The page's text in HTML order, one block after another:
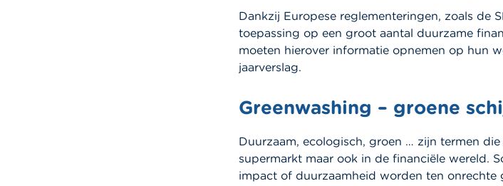
Dankzij Europese reglementeringen, zoals de
toepassing op een groot aantal duurzame
moeten hierover informatie opnemen op hun
jaarverslag.
Greenwashing – groene
Duurzaam, ecologisch, groen … zijn termen
supermarkt maar ook in de financiële wereld.
impact of duurzaamheid worden ten onrechte